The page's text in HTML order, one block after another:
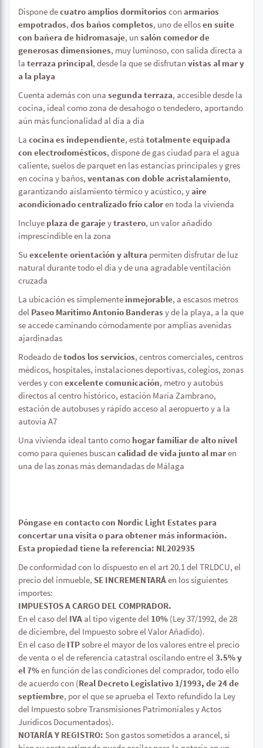
Dispone decuatro amplios dormitorios con armarios
empotrados, dos baños completos, uno de ellosen suite
con bañera de hidromasaje, un salón comedor de
generosas dimensiones, muy luminoso, con salida directa a
la terraza principal, desde la que se disfrutan vistas al mar y
a la playa
Cuenta además con una segunda terraza, accesible desde la
cocina, ideal como zona de desahogo o tendedero, aportando
aún más funcionalidad al día a día
La cocina es independiente, está totalmente equipada
con electrodomésticos, dispone de gas ciudad para el agua
caliente, suelos de parquet en las estancias principales y gres
en cocina y baños, ventanas con doble acristalamiento,
garantizando aislamiento térmico y acústico, yaire
acondicionado centralizado frío caloren toda la vivienda
Incluye plaza de garajeytrastero, un valor añadido
imprescindible en la zona
Su excelente orientación y altura permiten disfrutar de luz
natural durante todo el día y de una agradable ventilación
cruzada
La ubicación es simplemente inmejorable, a escasos metros
del Paseo Marítimo Antonio Banderas y de la playa, a la que
se accede caminando cómodamente por amplias avenidas
ajardinadas
Rodeado detodos los servicios, centros comerciales, centros
médicos, hospitales, instalaciones deportivas, colegios, zonas
verdes y con excelente comunicación, metro y autobús
directos al centro histórico, estación María Zambrano,
estación de autobuses y rápido acceso al aeropuerto y a la
autovía A7
Una vivienda ideal tanto como hogar familiar de alto nivel
como para quienes buscan calidad de vida junto al maren
una de las zonas más demandadas de Málaga
Póngase en contacto con Nordic Light Estates para
concertar una visita o para obtener más información.
Esta propiedad tiene la referencia: NL202935
De conformidad con lo dispuesto en el art 20.1 del TRLDCU, el
precio del inmueble, SE INCREMENTARÁen los siguientes
importes:
IMPUESTOS A CARGO DEL COMPRADOR.
En el caso del IVA al tipo vigente del 10% (Ley 37/1992, de 28
de diciembre, del Impuesto sobre el Valor Añadido).
En el caso de ITPsobre el mayor de los valores entre el precio
de venta o el de referencia catastral oscilando entre el3.5% y
el 7%en función de las condiciones del comprador, todo ello
de acuerdo con (Real Decreto Legislativo 1/1993, de 24 de
septiembre, por el que se aprueba el Texto refundido la Ley
del Impuesto sobre Transmisiones Patrimoniales y Actos
Jurídicos Documentados).
NOTARÍA Y REGISTRO: Son gastos sometidos a arancel, si